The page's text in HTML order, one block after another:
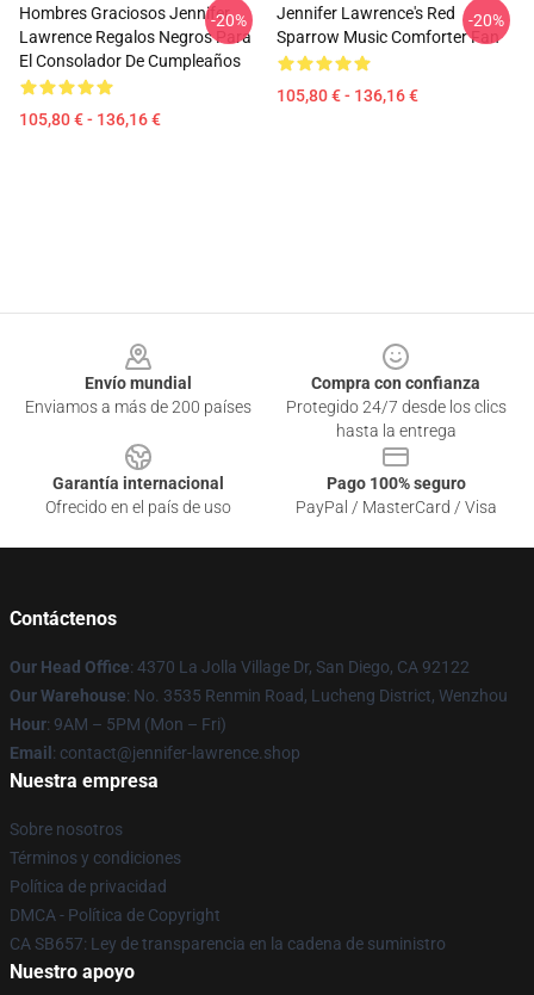
Hombres Graciosos Jennifer
Lawrence Regalos Negros Para
El Consolador De Cumpleaños
105,80 € - 136,16 €
-20%
Jennifer Lawrence's Red
Sparrow Music Comforter Fan
105,80 € - 136,16 €
-20%
Envío mundial
Enviamos a más de 200 países
Compra con confianza
Protegido 24/7 desde los clics
hasta la entrega
Garantía internacional
Ofrecido en el país de uso
Pago 100% seguro
PayPal / MasterCard / Visa
Contáctenos
Our Head Office: 4370 La Jolla Village Dr, San Diego, CA 92122
Our Warehouse: No. 3535 Renmin Road, Lucheng District, Wenzhou
Hour: 9AM – 5PM (Mon – Fri)
Email : contact@jennifer-lawrence.shop
Nuestra empresa
Sobre nosotros
Términos y condiciones
Política de privacidad
DMCA - Política de Copyright
CA SB657: Ley de transparencia en la cadena de suministro
Nuestro apoyo